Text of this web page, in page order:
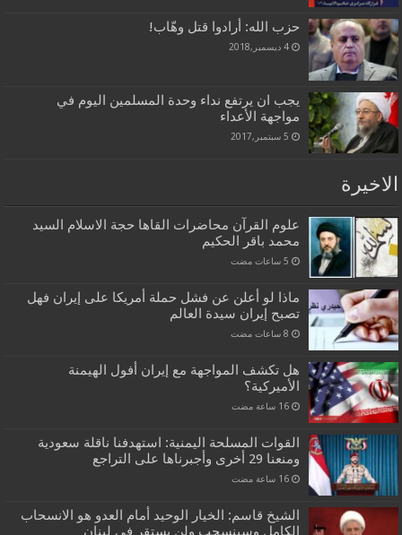
حزب الله: أرادوا قتل وهّاب!
4 ديسمبر,2018
يجب ان يرتفع نداء وحدة المسلمين اليوم في
مواجهة الأعداء
5 سبتمبر,2017
الاخيرة
علوم القرآن محاضرات القاها حجة الاسلام السيد
محمد باقر الحكيم
ماذا لو أعلن عن فشل حملة أمريكا على إيران فهل
تصبح إيران سيدة العالم
هل تكشف المواجهة مع إيران أفول الهيمنة
الأميركية؟
‏16 ساعة مضت
القوات المسلحة اليمنية: استهدفنا ناقلة سعودية
ومنعنا 29 أخرى وأجبرناها على التراجع
‏16 ساعة مضت
الشيخ قاسم: الخيار الوحيد أمام العدو هو الانسحاب